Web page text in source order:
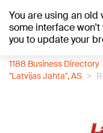
You are using an
some interface
you to update your
+19°C
1188 Business Directory
"Latvijas Jahta", AS